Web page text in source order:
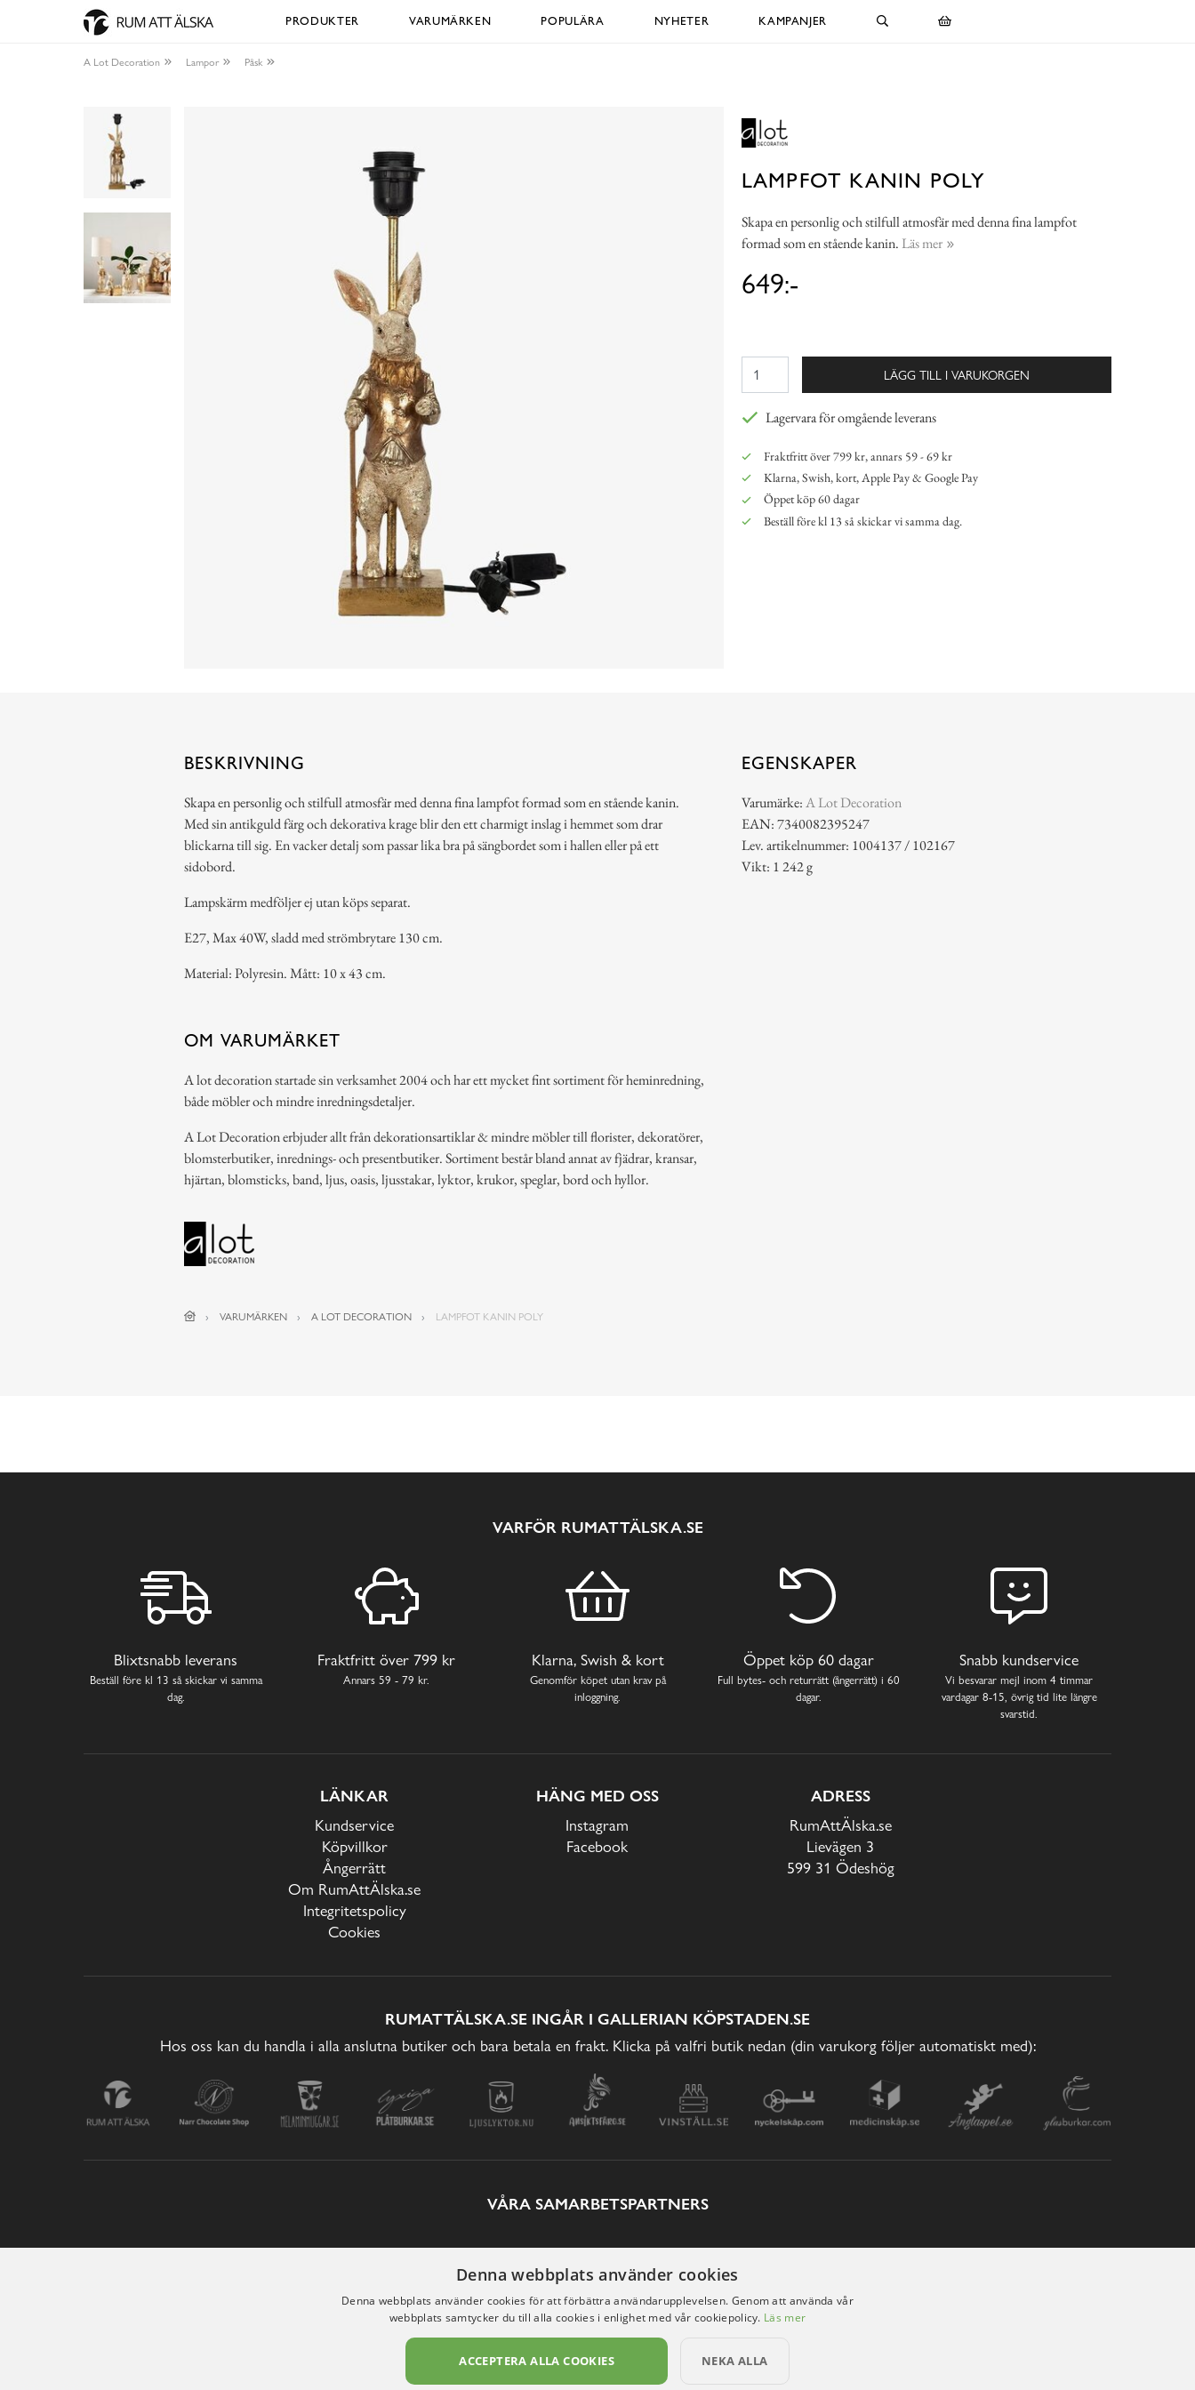
PRODUKTER VARUMÄRKEN POPULÄRA NYHETER KAMPANJER
A Lot Decoration Lampor Påsk
LAMPFOT KANIN POLY
Skapa en personlig och stilfull atmosfär med denna fina lampfot
formad som en stående kanin. Läs mer
649:-
LÄGG TILL I VARUKORGEN
Lagervara för omgående leverans
Fraktfritt över 799 kr, annars 59 - 69 kr
Klarna, Swish, kort, Apple Pay & Google Pay
Öppet köp 60 dagar
Beställ före kl 13 så skickar vi samma dag.
BESKRIVNING
Skapa en personlig och stilfull atmosfär med denna fina lampfot formad som en stående kanin.
Med sin antikguld färg och dekorativa krage blir den ett charmigt inslag i hemmet som drar
blickarna till sig. En vacker detalj som passar lika bra på sängbordet som i hallen eller på ett
sidobord.
Lampskärm medföljer ej utan köps separat.
E27, Max 40W, sladd med strömbrytare 130 cm.
Material: Polyresin. Mått: 10 x 43 cm.
EGENSKAPER
Varumärke:A Lot Decoration
EAN: 7340082395247
Lev. artikelnummer: 1004137 / 102167
Vikt: 1 242 g
OM VARUMÄRKET
A lot decoration startade sin verksamhet 2004 och har ett mycket fint sortiment för heminredning,
både möbler och mindre inredningsdetaljer.
A Lot Decoration erbjuder allt från dekorationsartiklar & mindre möbler till florister, dekoratörer,
blomsterbutiker, inrednings- och presentbutiker. Sortiment består bland annat av fjädrar, kransar,
hjärtan, blomsticks, band, ljus, oasis, ljusstakar, lyktor, krukor, speglar, bord och hyllor.
VARUMÄRKEN A LOT DECORATION LAMPFOT KANIN POLY
VARFÖR RUMATTÄLSKA.SE
Blixtsnabb leverans
Beställ före kl 13 så skickar vi samma
dag.
Fraktfritt över 799 kr
Annars 59 - 79 kr.
Klarna, Swish & kort
Genomför köpet utan krav på
inloggning.
Öppet köp 60 dagar
Full bytes- och returrätt (ångerrätt) i 60
dagar.
Snabb kundservice
Vi besvarar mejl inom 4 timmar
vardagar 8-15, övrig tid lite längre
svarstid.
LÄNKAR
Kundservice
Köpvillkor
Ångerrätt
Om RumAttÄlska.se
Integritetspolicy
Cookies
HÄNG MED OSS
Instagram
Facebook
ADRESS
RumAttÄlska.se
Lievägen 3
599 31 Ödeshög
RUMATTÄLSKA.SE INGÅR I GALLERIAN KÖPSTADEN.SE
Hos oss kan du handla i alla anslutna butiker och bara betala en frakt. Klicka på valfri butik nedan (din varukorg följer automatiskt med):
VÅRA SAMARBETSPARTNERS
Denna webbplats använder cookies
Denna webbplats använder cookies för att förbättra användarupplevelsen. Genom att använda vår
webbplats samtycker du till alla cookies i enlighet med vår cookiepolicy. Läs mer
ACCEPTERA ALLA COOKIES NEKA ALLA